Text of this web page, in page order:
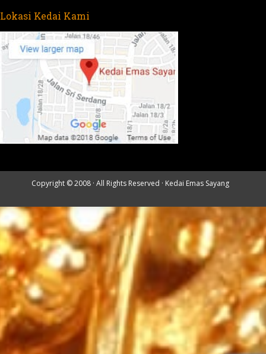
Lokasi Kedai Kami
Copyright © 2008 · All Rights Reserved · Kedai Emas Sayang